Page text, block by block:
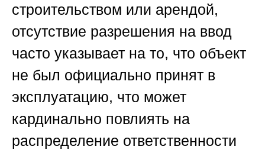
строительством или арендой,
отсутствие разрешения на ввод
часто указывает на то, что объект
не был официально принят в
эксплуатацию, что может
кардинально повлиять на
распределение ответственности